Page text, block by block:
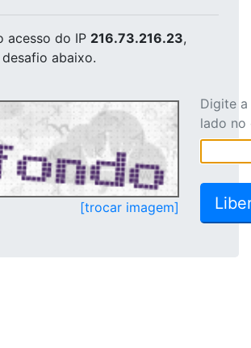
acesso do IP 216.73.216.23,
abaixo.
[trocar imagem]
Digite
lado no